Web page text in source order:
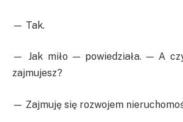
— Tak.
— Jak miło — powiedziała. — A
zajmujesz?
— Zajmuję się rozwojem